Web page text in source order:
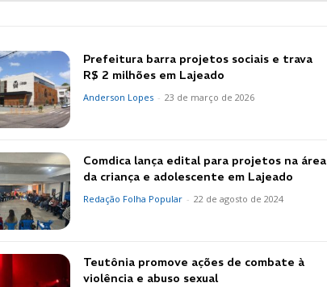
Prefeitura barra projetos sociais e trava
R$ 2 milhões em Lajeado
Anderson Lopes - 23 de março de 2026
Comdica lança edital para projetos na área
da criança e adolescente em Lajeado
Redação Folha Popular - 22 de agosto de 2024
Teutônia promove ações de combate à
violência e abuso sexual